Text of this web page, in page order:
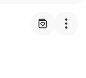
Leer koken als een chef